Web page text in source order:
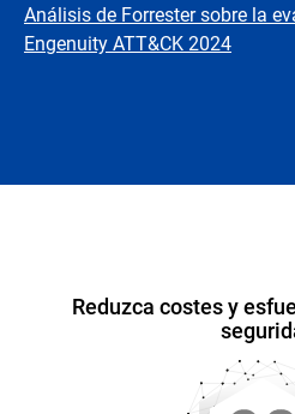
Análisis de Forrester sobre la
Engenuity ATT&CK 2024
Reduzca costes y